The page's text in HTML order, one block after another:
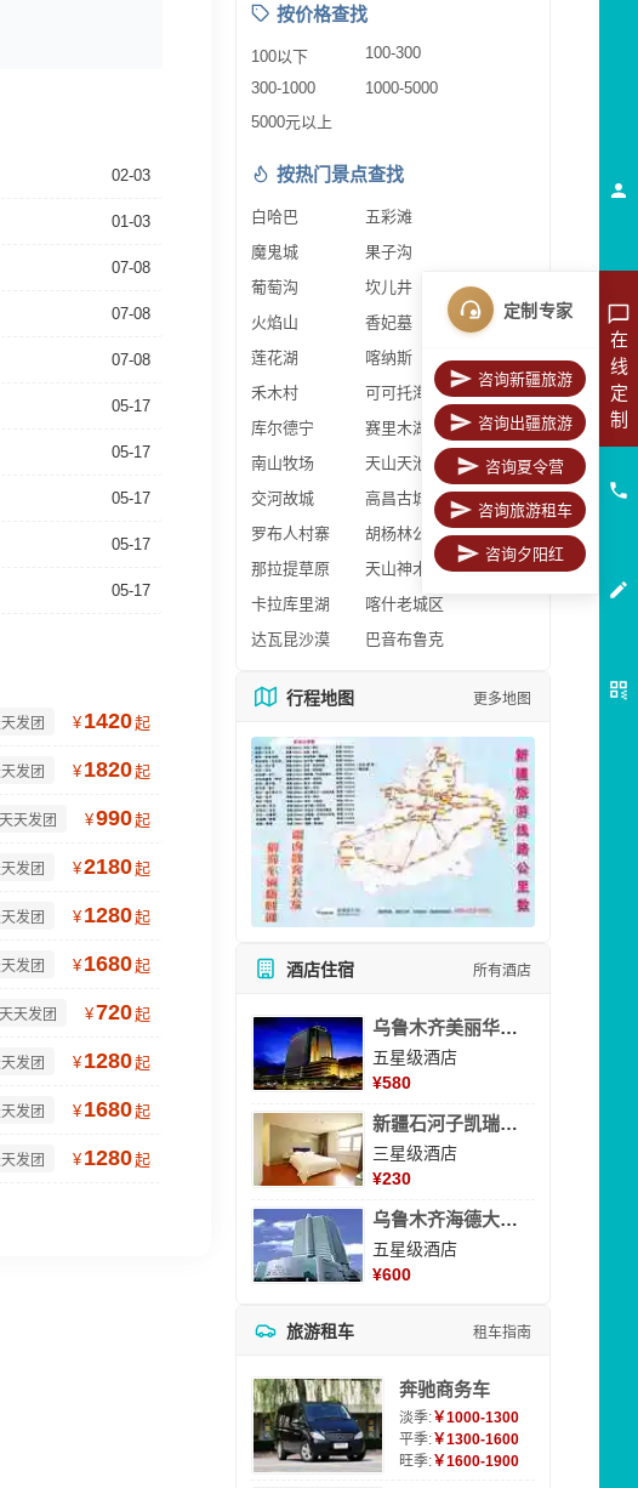
02-03
01-03
07-08
07-08
07-08
05-17
05-17
05-17
05-17
05-17
发团 ¥ 1420起
发团 ¥ 1820起
天天发团 ¥990起
发团 ¥2180起
发团 ¥ 1280起
发团 ¥ 1680起
天天发团 ¥720起
发团 ¥ 1280起
发团 ¥ 1680起
发团 ¥ 1280起
按价格查找
100以下
100-300
300-1000
1000-5000
5000元以上
按热门景点查找
白哈巴
五彩滩
魔鬼城
果子沟
葡萄沟
坎儿井
火焰山
香妃墓
莲花湖
喀纳斯
禾木村
可可托海
库尔德宁
赛里木湖
南山牧场
天山天池
交河故城
高昌古城
罗布人村寨
胡杨林公园
那拉提草原
天山神木园
卡拉库里湖
喀什老城区
达瓦昆沙漠
巴音布鲁克
行程地图 更多地图
酒店住宿 所有酒店
乌鲁木齐美丽华大酒
五星级酒店
¥580
新疆石河子凯瑞酒店
三星级酒店
¥230
乌鲁木齐海德大酒店
五星级酒店
¥600
旅游租车 租车指南
奔驰商务车
淡季:￥1000-1300
平季:￥1300-1600
旺季:￥1600-1900
在
线
定
制
定制专家
咨询新疆旅游
咨询出疆旅游
咨询夏令营
咨询旅游租车
咨询夕阳红